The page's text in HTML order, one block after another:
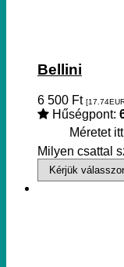
Bellini
6 500 Ft [17.74
Hűségpont:
Méretet
Milyen csattal